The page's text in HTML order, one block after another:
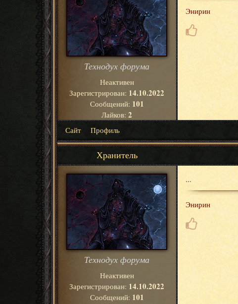
Технодух форума
Неактивен
Зарегистрирован: 14.10.2022
Сообщений: 101
Лайков: 2
Энирин
Сайт Профиль
Хранитель
Технодух форума
Неактивен
Зарегистрирован: 14.10.2022
Сообщений: 101
...
Энирин